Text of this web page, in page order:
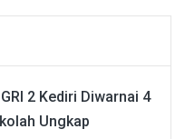
2 Kediri Diwarnai 4
Ungkap